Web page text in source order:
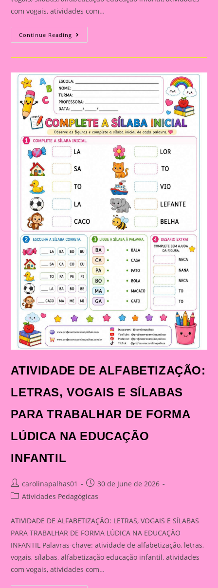
com vogais, atividades com…
Continue Reading ATIVIDADE
DE
LETRAS,
SÍLABAS
PARA
TRABALHAR
DE
FORMA
LÚDICA
NA
EDUCAÇÃO
INFANTIL
ATIVIDADE DE ALFABETIZAÇÃO:
LETRAS, VOGAIS E SÍLABAS
PARA TRABALHAR DE FORMA
LÚDICA NA EDUCAÇÃO
INFANTIL
Post
author:
carolinapalhas01
Post
published:
30 de June de 2026
PostAtividades Pedagógicas
ATIVIDADE DE ALFABETIZAÇÃO: LETRAS, VOGAIS E SÍLABAS
PARA TRABALHAR DE FORMA LÚDICA NA EDUCAÇÃO
INFANTIL Palavras-chave: atividade de alfabetização, letras,
vogais, sílabas, alfabetização educação infantil, atividades
com vogais, atividades com…